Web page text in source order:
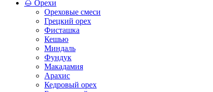
🌰 Орехи
Ореховые смеси
Грецкий орех
Фисташка
Кешью
Миндаль
Фундук
Макадамия
Арахис
Кедровый орех